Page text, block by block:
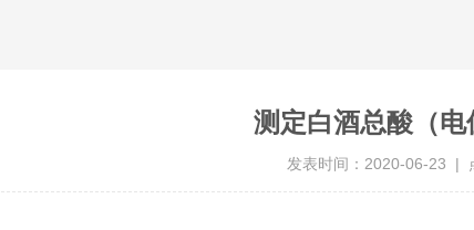
测定白酒总酸（电
发表时间：2020-06-23 |